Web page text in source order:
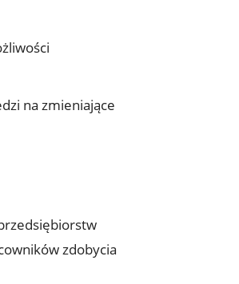
na zmieniające
zdobycia